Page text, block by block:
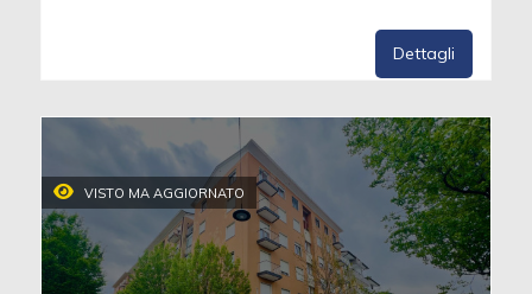
Dettagli
VISTO MA AGGIORNATO